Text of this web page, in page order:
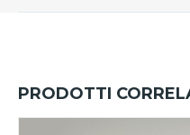
PRODOTTI